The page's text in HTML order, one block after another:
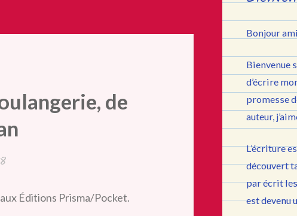
de
Éditions Prisma/Pocket.
Bonjour
Bienvenue
d’écrire
promesse
auteur,
L’écriture
découvert
par écrit
est devenu